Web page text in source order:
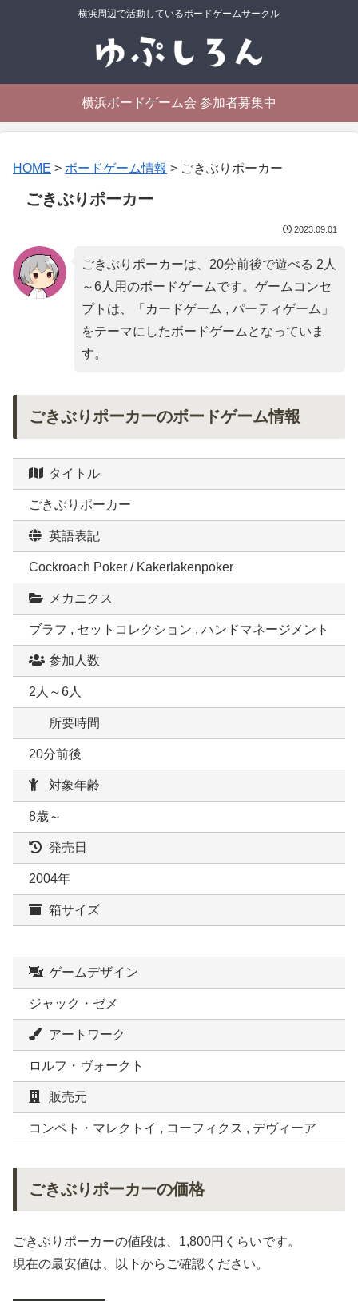
横浜周辺で活動しているボードゲームサークル
横浜ボードゲーム会 参加者募集中
HOME > ボードゲーム情報 > ごきぶりポーカー
ごきぶりポーカー
2023.09.01
ごきぶりポーカーは、20分前後で遊べる 2人
～6人用のボードゲームです。ゲームコンセ
プトは、「 カードゲーム , パーティゲーム 」
をテーマにしたボードゲームとなっていま
す。
ごきぶりポーカーのボードゲーム情報
タイトル
ごきぶりポーカー
英語表記
Cockroach Poker / Kakerlakenpoker
メカニクス
ブラフ , セットコレクション , ハンドマネージメント
参加人数
2人～6人
所要時間
20分前後
対象年齢
8歳～
発売日
2004年
箱サイズ
ゲームデザイン
ジャック・ゼメ
アートワーク
ロルフ・ヴォークト
販売元
コンペト・マレクトイ , コーフィクス , デヴィーア
ごきぶりポーカーの価格
ごきぶりポーカーの値段は、1,800円くらいです。
現在の最安値は、以下からご確認ください。